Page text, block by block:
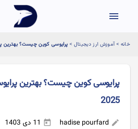
menu
خانه >آموزش ارز دیجیتال >پرایوسی کوین چیست؟ بهترین
پرایوسی کوین چیست؟ بهترین
2025
edit
today